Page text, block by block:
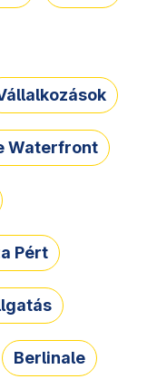
Waterfront
Pért
Berlinale